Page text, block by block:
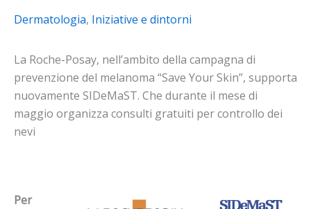
Dermatologia, Iniziative e dintorni
La Roche-Posay, nell’ambito della campagna di
prevenzione del melanoma “Save Your Skin”, supporta
nuovamente SIDeMaST. Che durante il mese di
maggio organizza consulti gratuiti per controllo dei
nevi
Per